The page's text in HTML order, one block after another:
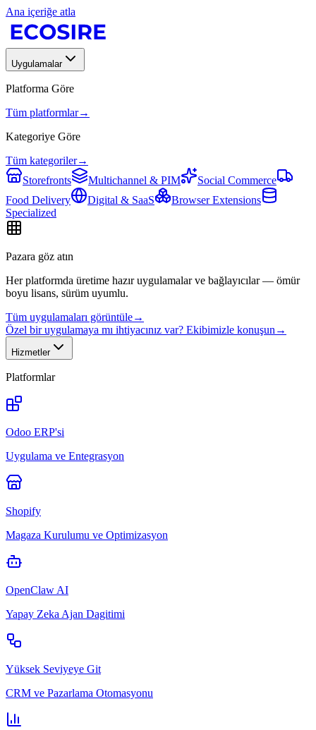
Ana içeriğe atla
Uygulamalar
Platforma Göre
Tüm platformlar→
Kategoriye Göre
Tüm kategoriler→
Storefronts
Multichannel & PIM
Social Commerce
Food Delivery
Digital & SaaS
Browser Extensions
Specialized
Pazara göz atın
Her platformda üretime hazır uygulamalar ve bağlayıcılar — ömür
boyu lisans, sürüm uyumlu.
Tüm uygulamaları görüntüle→
Özel bir uygulamaya mı ihtiyacınız var? Ekibimizle konuşun →
Hizmetler
Platformlar
Odoo ERP'si
Uygulama ve Entegrasyon
Shopify
Magaza Kurulumu ve Optimizasyon
OpenClaw AI
Yapay Zeka Ajan Dagitimi
Yüksek Seviyeye Git
CRM ve Pazarlama Otomasyonu